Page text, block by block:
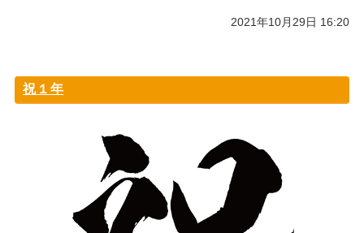
2021年10月29日 16:20
祝１年